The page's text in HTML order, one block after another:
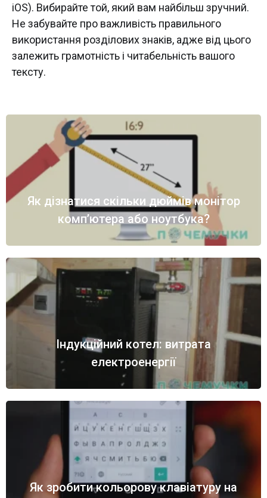
iOS). Вибирайте той, який вам найбільш зручний.
Не забувайте про важливість правильного
використання розділових знаків, адже від цього
залежить грамотність і читабельність вашого
тексту.
Як дізнатися скільки дюймів монітор
комп’ютера або ноутбука?
Індукційний котел: витрата
електроенергії
Як зробити кольорову клавіатуру на